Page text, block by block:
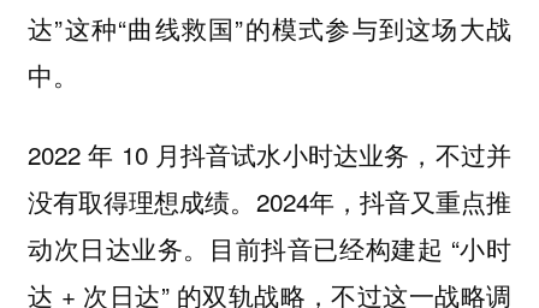
达”这种“曲线救国”的模式参与到这场大战
中。
2022 年 10 月抖音试水小时达业务，不过并
没有取得理想成绩。2024年，抖音又重点推
动次日达业务。目前抖音已经构建起 “小时
达 + 次日达” 的双轨战略，不过这一战略调